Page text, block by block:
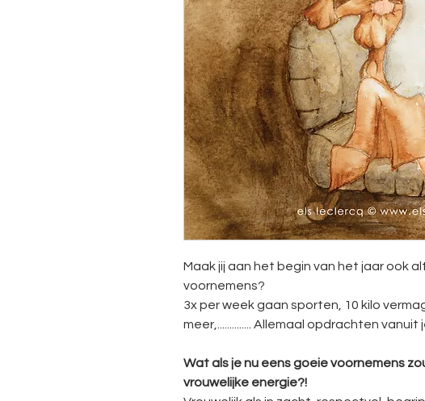
Maak jij aan het begin van het jaar ook
voornemens?
3x per week gaan sporten, 10 kilo
meer,.............. Allemaal opdrachten
Wat als je nu eens goeie voornemens
vrouwelijke energie?!